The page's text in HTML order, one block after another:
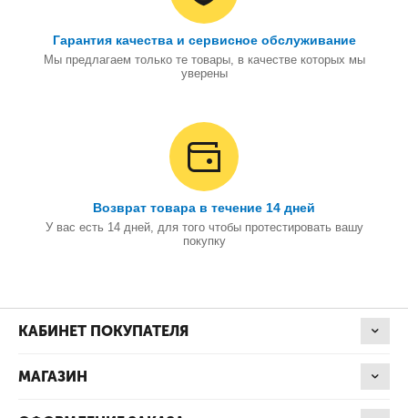
Гарантия качества и сервисное обслуживание
Мы предлагаем только те товары, в качестве которых мы
уверены
Возврат товара в течение 14 дней
У вас есть 14 дней, для того чтобы протестировать вашу
покупку
КАБИНЕТ ПОКУПАТЕЛЯ
МАГАЗИН